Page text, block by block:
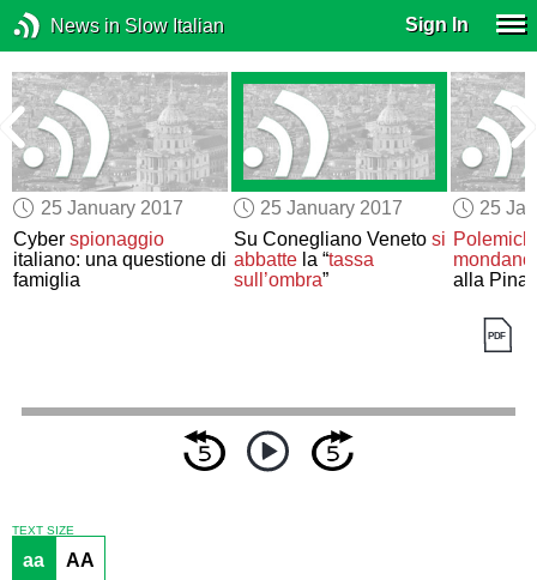
News in Slow Italian Sign In
25 January 2017
Cyberspionaggio
italiano: una questione di
famiglia
25 January 2017
Su Conegliano Veneto si
abbattela “tassa
sull’ombra”
25
mondano
alla
TEXT SIZE
aa AA